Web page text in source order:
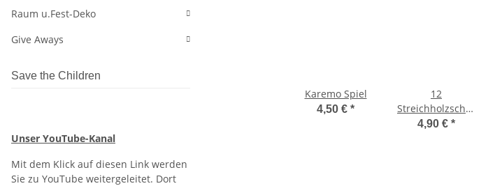
Karemo Spiel
4,50 € *
12
Streichholzschachteln
XL
4,90 € *
Raum u.Fest-Deko
Give Aways
Save the Children
Unser YouTube-Kanal
Mit dem Klick auf diesen Link werden
Sie zu YouTube weitergeleitet. Dort